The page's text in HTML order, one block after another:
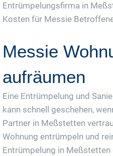
Entrümpelungsfirma in
Kosten für Messie
Messie
aufräumen
Eine Entrümpelung und
kann schnell geschehen,
Partner in Meßstetten
Wohnung entrümpeln und
Entrümpelung in